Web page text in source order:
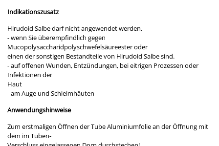
Indikationszusatz
Hirudoid Salbe darf nicht angewendet werden,
- wenn Sie überempfindlich gegen
Mucopolysaccharidpolyschwefelsäureester oder
einen der sonstigen Bestandteile von Hirudoid Salbe sind.
- auf offenen Wunden, Entzündungen, bei eitrigen Prozessen oder
Infektionen der
Haut
- am Auge und Schleimhäuten
Anwendungshinweise
Zum erstmaligen Öffnen der Tube Aluminiumfolie an der Öffnung mit
dem im Tuben-